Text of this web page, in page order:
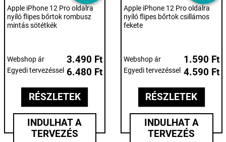
Apple iPhone 12 Pro oldalra
nyíló flipes bőrtok rombusz
mintás sötétkék
Webshop ár 3.490 Ft
Egyedi tervezéssel 6.480 Ft
RÉSZLETEK
INDULHAT A
TERVEZÉS
Apple iPhone 12 Pro oldalra
nyíló flipes bőrtok csillámos
fekete
Webshop ár 1.590 Ft
Egyedi tervezéssel 4.590 Ft
RÉSZLETEK
INDULHAT A
TERVEZÉS